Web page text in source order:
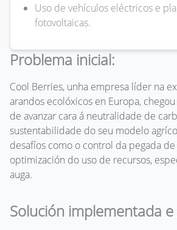
Uso de vehículos eléctricos e
fotovoltaicas.
Problema inicial:
Cool Berries, unha empresa líder na
arandos ecolóxicos en Europa,
de avanzar cara á neutralidade de
sustentabilidade do seu modelo
desafíos como o control da pegada
optimización do uso de recursos,
auga.
Solución implementada